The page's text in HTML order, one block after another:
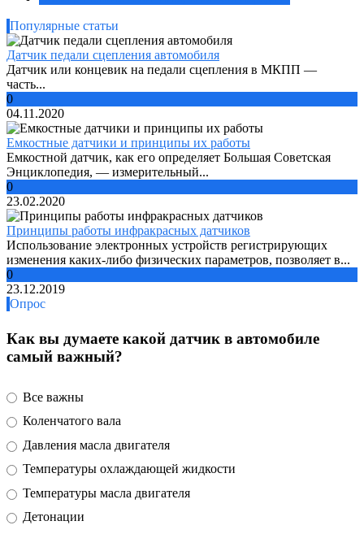
Популярные статьи
Датчик педали сцепления автомобиля
Датчик или концевик на педали сцепления в МКПП —
часть...
0
04.11.2020
Емкостные датчики и принципы их работы
Емкостной датчик, как его определяет Большая Советская
Энциклопедия, — измерительный...
0
23.02.2020
Принципы работы инфракрасных датчиков
Использование электронных устройств регистрирующих
изменения каких-либо физических параметров, позволяет в...
0
23.12.2019
Опрос
Как вы думаете какой датчик в автомобиле
самый важный?
Все важны
Коленчатого вала
Давления масла двигателя
Температуры охлаждающей жидкости
Температуры масла двигателя
Детонации